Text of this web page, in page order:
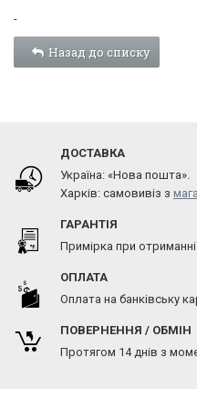
-
Назад до списку
ДОСТАВКА
Україна: «Нова пошта».
Харків: самовивіз з
ГАРАНТІЯ
Примірка при
ОПЛАТА
Оплата на банківську
ПОВЕРНЕННЯ / ОБМІН
Протягом 14 днів з